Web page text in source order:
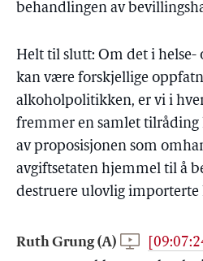
behandlingen av
Helt til slutt: Om det i helse-
kan være forskjellige
alkoholpolitikken, er vi i
fremmer en samlet tilråding
av proposisjonen som
avgiftsetaten hjemmel til å
destruere ulovlig importerte
Ruth Grung (A)